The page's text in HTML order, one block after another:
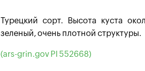
Турецкий сорт. Высота куста
зеленый, очень плотной структуры.
(ars-grin.gov PI 552668)